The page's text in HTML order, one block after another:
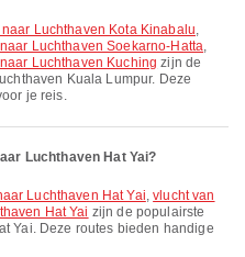
Luchthaven Kota Kinabalu,
Luchthaven Soekarno-Hatta,
Luchthaven Kuching zijn de
Kuala Lumpur. Deze
je reis.
Luchthaven Hat Yai?
Luchthaven Hat Yai,vlucht van
Hat Yai zijn de populairste
Yai. Deze routes bieden handige